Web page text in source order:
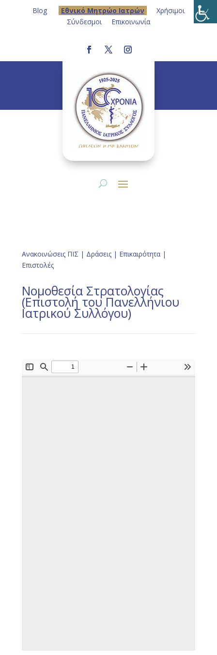
Blog Eθνικό Μητρώο Ιατρών
Χρήσιμοι
Σύνδεσμοι
Επικοινωνία
Ανακοινώσεις ΠΙΣ | Δράσεις| Επικαιρότητα|
Επιστολές
Νομοθεσία Στρατολογίας
(Επιστολή του Πανελλήνιου
Ιατρικού Συλλόγου)